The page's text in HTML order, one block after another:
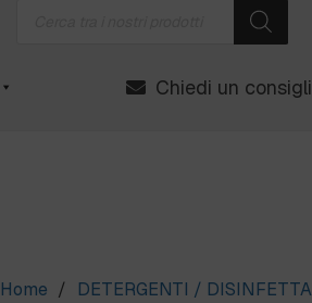
Chiedi un
Home / DETERGENTI /